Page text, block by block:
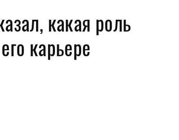
Украшения и часы
Парфюм
какая роль
карьере